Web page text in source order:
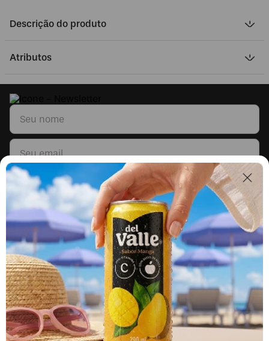
Descrição do produto
Atributos
Termos & CondiçõesePolíticas de Privacidade
Segunda a sexta, das 9h às 17h.
Exceto feriados.
0800 023 5338
Fale sobre seu pedido